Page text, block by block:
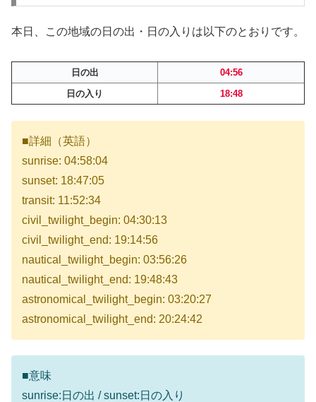
本日、この地域の日の出・日の入りは以下のとおりです。
日の出
04:56
日の入り
18:48
■詳細（英語）
sunrise: 04:58:04
sunset: 18:47:05
transit: 11:52:34
civil_twilight_begin: 04:30:13
civil_twilight_end: 19:14:56
nautical_twilight_begin: 03:56:26
nautical_twilight_end: 19:48:43
astronomical_twilight_begin: 03:20:27
astronomical_twilight_end: 20:24:42
■意味
sunrise:日の出 / sunset:日の入り